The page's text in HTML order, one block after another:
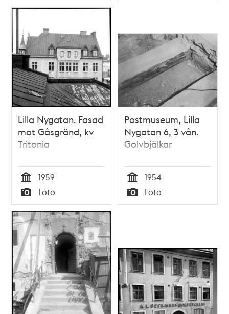
Lilla Nygatan. Fasad
mot Gåsgränd, kv
Tritonia
Tid
1959
Typ
Foto
Postmuseum, Lilla
Nygatan 6, 3 vån.
Golvbjälkar
Tid
1954
Typ
Foto